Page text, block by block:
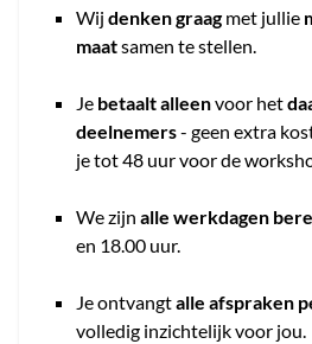
Wij denken graagmet jullie
maatsamen te stellen.
Je betaalt alleenvoor het
deelnemers- geen extra
je tot 48 uur voor de
We zijn alle werkdagen
en 18.00 uur.
Je ontvangtalle afspraken
volledig inzichtelijk voor jou.